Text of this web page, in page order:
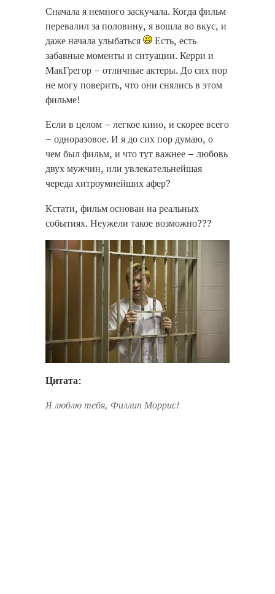
Сначала я немного заскучала. Когда фильм
перевалил за половину, я вошла во вкус, и
даже начала улыбаться
Есть, есть
забавные моменты и ситуации. Керри и
МакГрегор – отличные актеры. До сих пор
не могу поверить, что они снялись в этом
фильме!
Если в целом – легкое кино, и скорее всего
– одноразовое. И я до сих пор думаю, о
чем был фильм, и что тут важнее – любовь
двух мужчин, или увлекательнейшая
череда хитроумнейших афер?
replica taschen
replique sac pas cher
replica borse di lusso
replicas bolsos
Кстати, фильм основан на реальных
событиях. Неужели такое возможно???
Цитата:
Я люблю тебя, Филлип Моррис!